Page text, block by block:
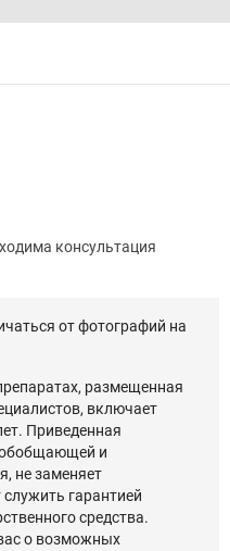
консультация
от фотографий на
размещенная
включает
Приведенная
обобщающей и
не заменяет
гарантией
средства.
о возможных